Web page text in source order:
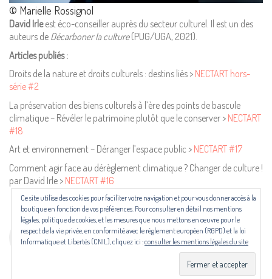
© Marielle Rossignol
David Irleest éco-conseiller auprès du secteur culturel. Il est un des
auteurs de Décarboner la culture(PUG/UGA, 2021).
Articles publiés :
Droits de la nature et droits culturels : destins liés > NECTART hors-
série #2
La préservation des biens culturels à l’ère des points de bascule
climatique – Révéler le patrimoine plutôt que le conserver > NECTART
#18
Art et environnement – Déranger l’espace public > NECTART #17
Comment agir face au dérèglement climatique ? Changer de culture !
par David Irle > NECTART #16
Pour nous contacter ou s'inscrire à l'infolettre mensuelle
diffusion@editions-attribut.fr
Régie publicitaire
Les revues NECTART, DARD/DARD et PANARD bénéficient d’une aide
du Centre national du livre (CNL) puis de la Région Occitanie, de la
Drac Occitanie et du Centre national du livre (CNL), dans le cadre du
contrat de filière mis en place par Occitanie Livre & Lecture.
© Copyright 2024. Tous droits réservés
Ce site utilise des cookies pour faciliter votre navigation et pour vous donner accès à la
boutique en fonction de vos préférences. Pour consulter en détail nos mentions
légales, politique de cookies, et les mesures que nous mettons en oeuvre pour le
respect de la vie privée, en conformité avec le règlement européen (RGPD) et la loi
Informatique et Libertés (CNIL), cliquez ici :consulter les mentions légales du site